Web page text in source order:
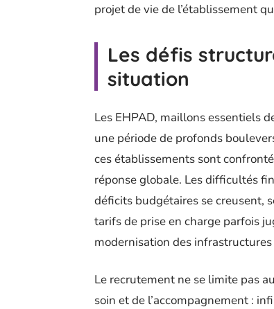
projet de vie de l’établissement
Les défis
situation
Les EHPAD, maillons essentiels
une période de profonds
ces établissements sont
réponse globale. Les difficultés
déficits budgétaires se creusent,
tarifs de prise en charge parfois
modernisation des
Le recrutement ne se limite pas
soin et de l’accompagnement :